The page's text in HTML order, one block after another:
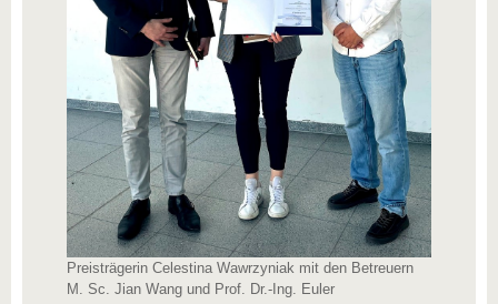
Preisträgerin Celestina Wawrzyniak mit den Betreuern
M. Sc. Jian Wang und Prof. Dr.-Ing. Euler